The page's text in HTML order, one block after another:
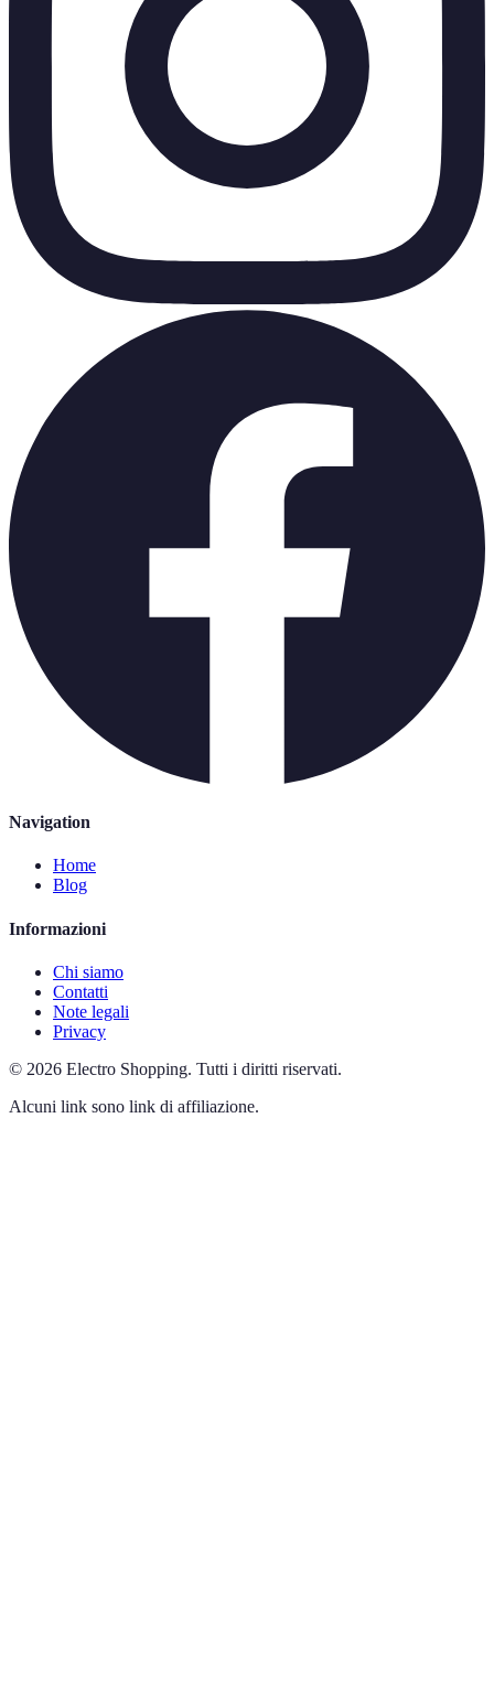
Navigation
Home
Blog
Informazioni
Chi siamo
Contatti
Note legali
Privacy
© 2026 Electro Shopping. Tutti i diritti riservati.
Alcuni link sono link di affiliazione.